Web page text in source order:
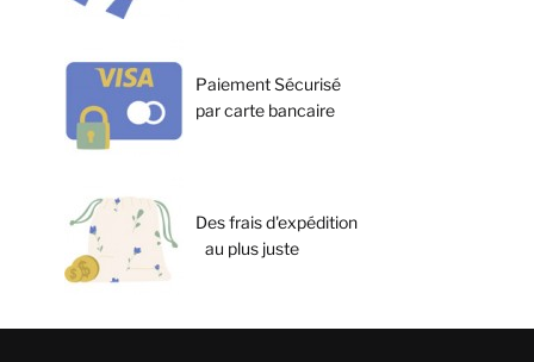
Paiement Sécurisé
par carte bancaire
Des frais d'expédition
au plus juste